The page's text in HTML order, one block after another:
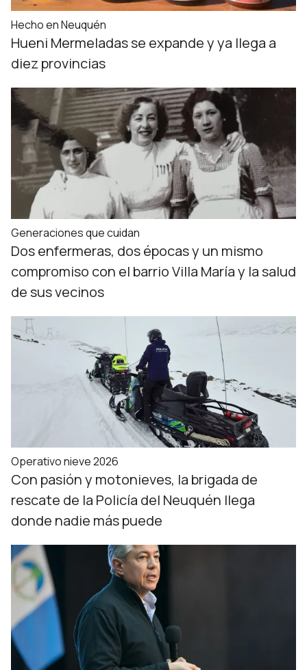
Hecho en Neuquén
Hueni Mermeladas se expande y ya llega a
diez provincias
Generaciones que cuidan
Dos enfermeras, dos épocas y un mismo
compromiso con el barrio Villa María y la salud
de sus vecinos
Operativo nieve 2026
Con pasión y motonieves, la brigada de
rescate de la Policía del Neuquén llega
donde nadie más puede